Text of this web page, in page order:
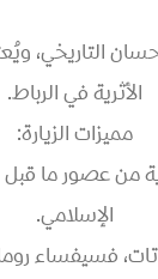
التاريخي،
الأثرية في الرباط.
مميزات الزيارة:
من عصور ما قبل
الإسلامي.
فسيفساء